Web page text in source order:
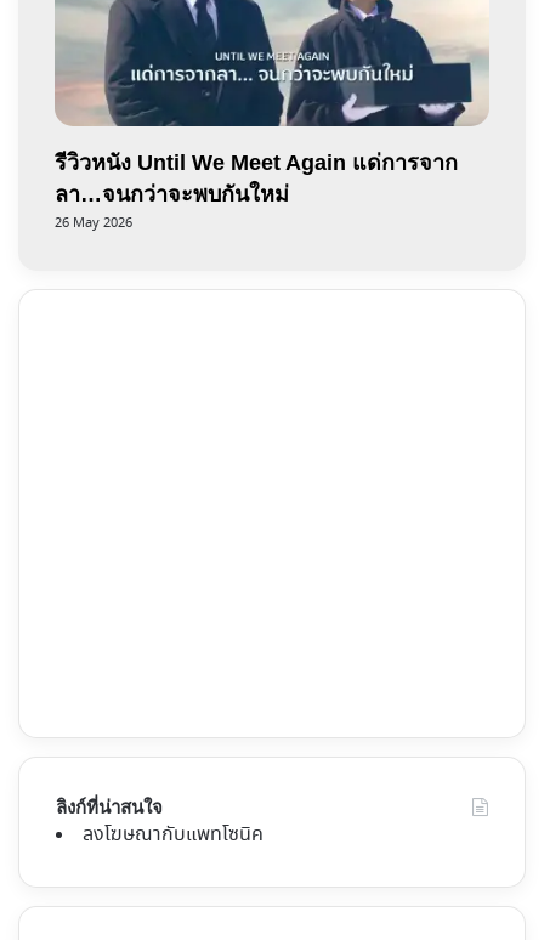
รีวิวหนัง Until We Meet Again แด่การจาก
ลา…จนกว่าจะพบกันใหม่
26 May 2026
ลิงก์ที่น่าสนใจ
ลงโฆษณากับแพทโซนิค